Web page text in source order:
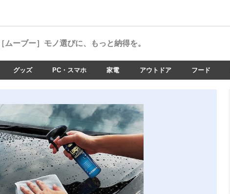
［ムーブー］ モノ選びに、もっと納得を。
グッズ PC・スマホ 家電 アウトドア フード